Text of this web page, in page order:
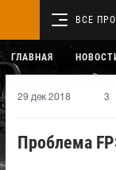
ВСЕ
ГЛАВНАЯ
29 дек 2018 3
Проблема